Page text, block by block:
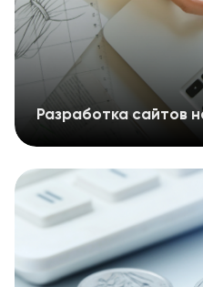
Разработка сайтов